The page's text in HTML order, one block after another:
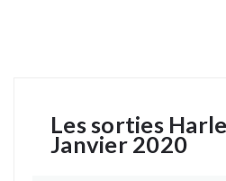
Les sorties
Janvier 2020